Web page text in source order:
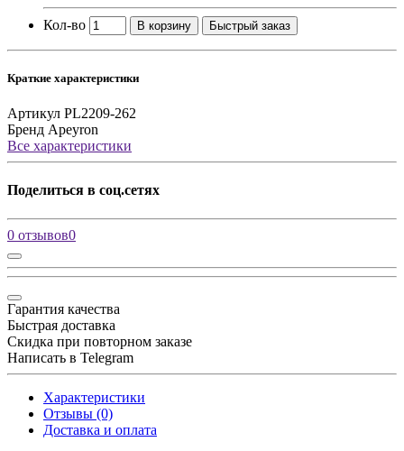
Кол-во В корзину Быстрый заказ
Краткие характеристики
Артикул PL2209-262
Бренд Apeyron
Все характеристики
Поделиться в соц.сетях
0 отзывов0
Гарантия качества
Быстрая доставка
Скидка при повторном заказе
Написать в Telegram
Характеристики
Отзывы (0)
Доставка и оплата